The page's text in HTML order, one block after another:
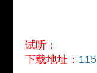
试听：
下载地址： 115